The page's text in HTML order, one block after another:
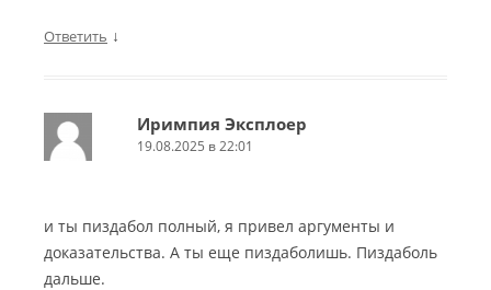
Ответить ↓
Иримпия Эксплоер
19.08.2025 в 22:01
и ты пиздабол полный, я привел аргументы и
доказательства. А ты еще пиздаболишь. Пиздаболь
дальше.